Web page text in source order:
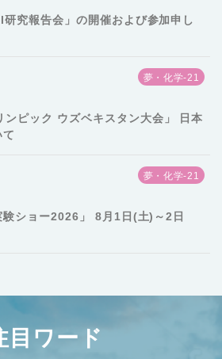
研究報告会」の開催および参加申し
夢・化学-21
ンピック ウズベキスタン大会」 日本
夢・化学-21
験ショー2026」 8月1日(土)～2日
目ワード